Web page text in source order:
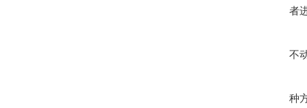
者
不
种